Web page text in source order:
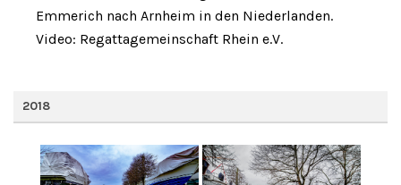
Emmerich nach Arnheim in den Niederlanden.
Video: Regattagemeinschaft Rhein e.V.
2018